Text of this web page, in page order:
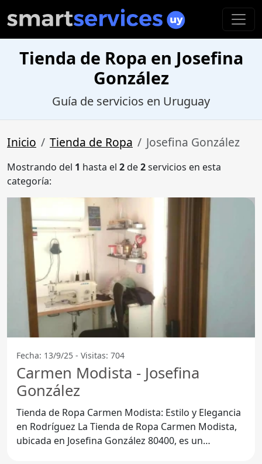
Tienda de Ropa en Josefina
González
Guía de servicios en Uruguay
Inicio Tienda de Ropa Josefina González
Mostrando del 1 hasta el 2de2servicios en esta
categoría:
Fecha: 13/9/25 - Visitas: 704
Carmen Modista - Josefina
González
Tienda de Ropa Carmen Modista: Estilo y Elegancia
en Rodríguez La Tienda de Ropa Carmen Modista,
ubicada en Josefina González 80400, es un